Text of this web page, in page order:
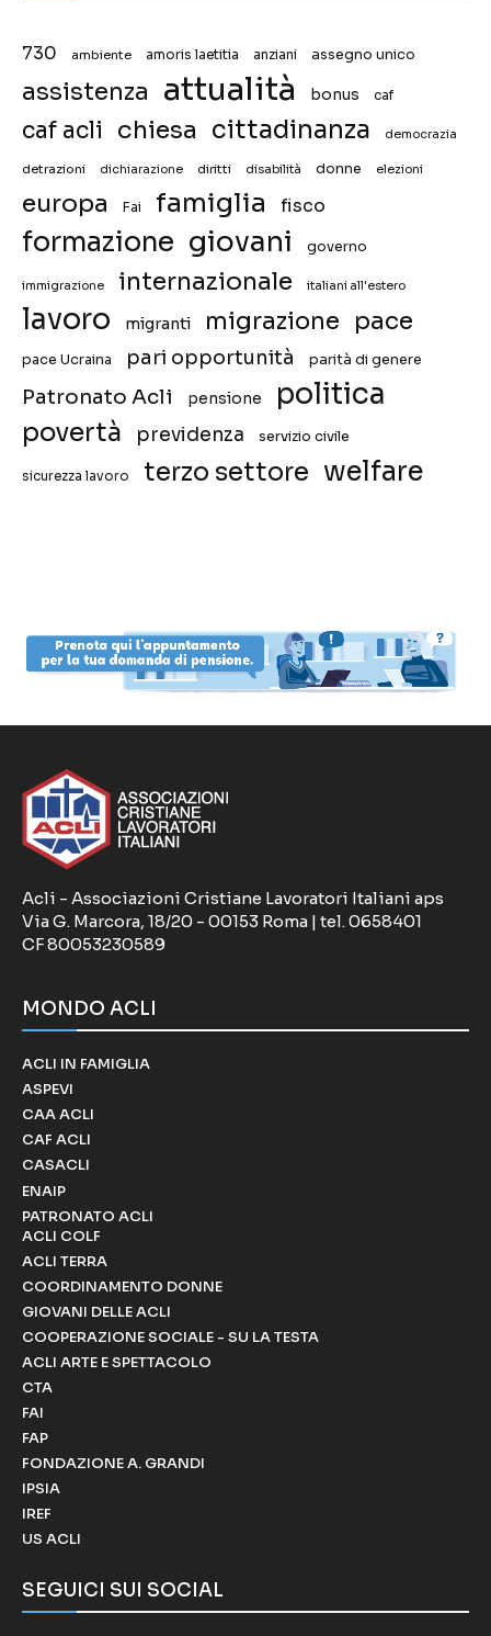
730 ambiente amoris laetitia anziani assegno unico
assistenza attualità bonus caf
caf acli chiesa cittadinanza democrazia
detrazioni dichiarazione diritti disabilità donne elezioni
europa Fai famiglia fisco
formazione giovani governo
immigrazione internazionale italiani all'estero
lavoro migranti migrazione pace
pace Ucraina pari opportunità parità di genere
Patronato Acli pensione politica
povertà previdenza servizio civile
sicurezza lavoro terzo settore welfare
Acli - Associazioni Cristiane Lavoratori Italiani aps
Via G. Marcora, 18/20 - 00153 Roma | tel. 0658401
CF 80053230589
MONDO ACLI
ACLI IN FAMIGLIA
ASPEVI
CAA ACLI
CAF ACLI
CASACLI
ENAIP
PATRONATO ACLI
ACLI COLF
ACLI TERRA
COORDINAMENTO DONNE
GIOVANI DELLE ACLI
COOPERAZIONE SOCIALE - SU LA TESTA
ACLI ARTE E SPETTACOLO
CTA
FAI
FAP
FONDAZIONE A. GRANDI
IPSIA
IREF
US ACLI
SEGUICI SUI SOCIAL